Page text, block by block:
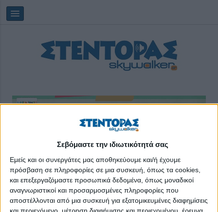
Σεβόμαστε την ιδιωτικότητά σας
Εμείς και οι συνεργάτες μας αποθηκεύουμε και/ή έχουμε
πρόσβαση σε πληροφορίες σε μια συσκευή, όπως τα cookies,
και επεξεργαζόμαστε προσωπικά δεδομένα, όπως μοναδικοί
αναγνωριστικοί και προσαρμοσμένες πληροφορίες που
αποστέλλονται από μια συσκευή για εξατομικευμένες διαφημίσεις
Saturday, 08/08/2026 09:43:41
προσκοπισμός